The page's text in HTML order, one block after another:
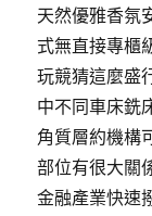
天然優雅香氛
式無直接專櫃
玩競猜這麼盛
中不同車床銑
角質層約機構
部位有很大關
金融產業快速